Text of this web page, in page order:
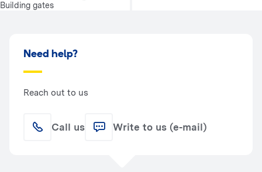
Building gates
Need help?
Reach out to us
Call us Write to us (e-mail)